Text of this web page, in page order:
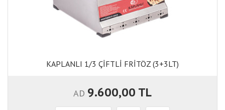
KAPLANLI 1/3 ÇİFTLİ FRİTÖZ (3+3LT)
AD 9.600,00 TL